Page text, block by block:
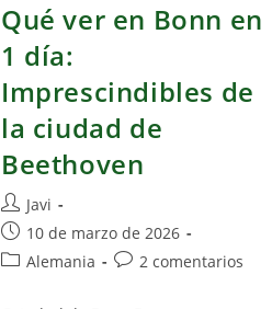
Qué ver en Bonn en
1 día:
Imprescindibles de
la ciudad de
Beethoven
Autor
de
la
entrada:
Javi
Publicación
de
10 de marzo de 2026
Categoría
Alemania
Comentarios
2 comentarios